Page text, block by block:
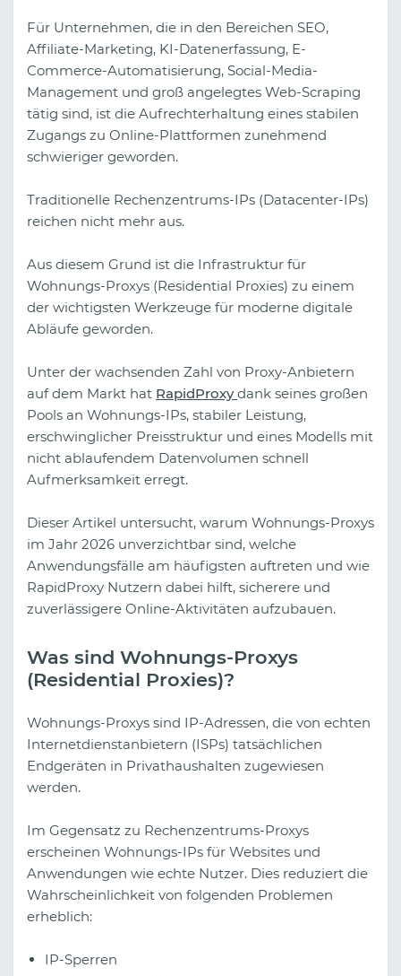
Für Unternehmen, die in den Bereichen SEO,
Affiliate-Marketing, KI-Datenerfassung, E-
Commerce-Automatisierung, Social-Media-
Management und groß angelegtes Web-Scraping
tätig sind, ist die Aufrechterhaltung eines stabilen
Zugangs zu Online-Plattformen zunehmend
schwieriger geworden.
Traditionelle Rechenzentrums-IPs (Datacenter-IPs)
reichen nicht mehr aus.
Aus diesem Grund ist die Infrastruktur für
Wohnungs-Proxys (Residential Proxies) zu einem
der wichtigsten Werkzeuge für moderne digitale
Abläufe geworden.
Unter der wachsenden Zahl von Proxy-Anbietern
auf dem Markt hat RapidProxydank seines großen
Pools an Wohnungs-IPs, stabiler Leistung,
erschwinglicher Preisstruktur und eines Modells mit
nicht ablaufendem Datenvolumen schnell
Aufmerksamkeit erregt.
Dieser Artikel untersucht, warum Wohnungs-Proxys
im Jahr 2026 unverzichtbar sind, welche
Anwendungsfälle am häufigsten auftreten und wie
RapidProxy Nutzern dabei hilft, sicherere und
zuverlässigere Online-Aktivitäten aufzubauen.
Was sind Wohnungs-Proxys
(Residential Proxies)?
Wohnungs-Proxys sind IP-Adressen, die von echten
Internetdienstanbietern (ISPs) tatsächlichen
Endgeräten in Privathaushalten zugewiesen
werden.
Im Gegensatz zu Rechenzentrums-Proxys
erscheinen Wohnungs-IPs für Websites und
Anwendungen wie echte Nutzer. Dies reduziert die
Wahrscheinlichkeit von folgenden Problemen
erheblich:
IP-Sperren